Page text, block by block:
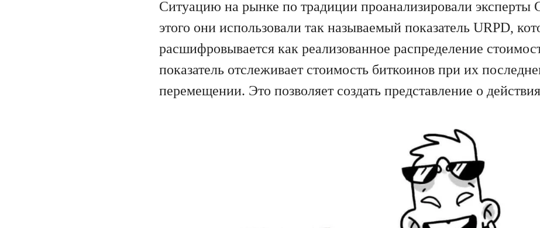
Ситуацию на рынке по традиции проанализировали эксперты
этого они использовали так называемый показатель URPD,
расшифровывается как реализованное распределение
показатель отслеживает стоимость биткоинов при их
перемещении. Это позволяет создать представление о